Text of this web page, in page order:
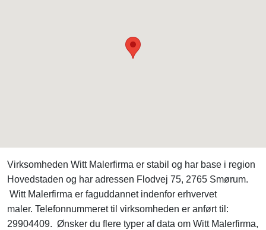
Virksomheden Witt Malerfirma er stabil og har base i region
Hovedstaden og har adressen Flodvej 75, 2765 Smørum.
Witt Malerfirma er faguddannet indenfor erhvervet
maler. Telefonnummeret til virksomheden er anført til:
29904409. Ønsker du flere typer af data om Witt Malerfirma,